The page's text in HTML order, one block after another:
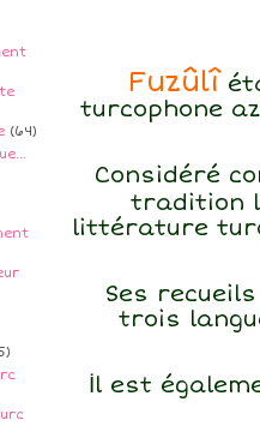
(64)
Fuzûlî
turcophone
Considéré
tradition
littérature
Ses
trois
İl est